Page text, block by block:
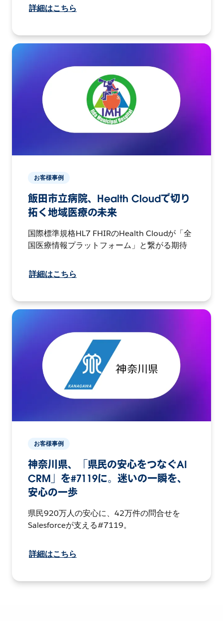
詳細はこちら
お客様事例
飯田市立病院、Health Cloudで切り
拓く地域医療の未来
国際標準規格HL7 FHIRのHealth Cloudが「全
国医療情報プラットフォーム」と繋がる期待
詳細はこちら
お客様事例
神奈川県、「県民の安心をつなぐAI
CRM」を#7119に。迷いの一瞬を、
安心の一歩
県民920万人の安心に、42万件の問合せを
Salesforceが支える#7119。
詳細はこちら